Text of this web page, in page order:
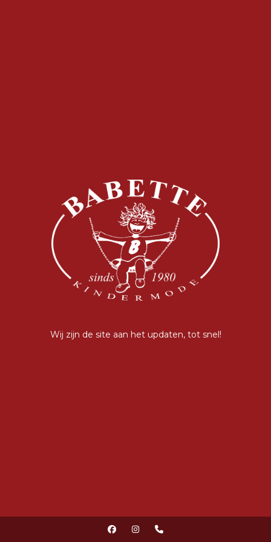
Wij zijn de site aan het updaten, tot snel!